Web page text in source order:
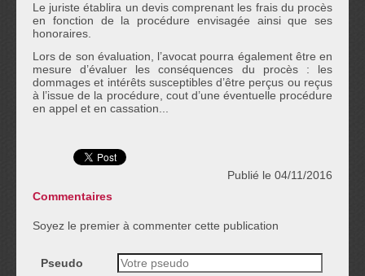
Le juriste établira un devis comprenant les frais du procès
en fonction de la procédure envisagée ainsi que ses
honoraires.
Lors de son évaluation, l’avocat pourra également être en
mesure d’évaluer les conséquences du procès : les
dommages et intérêts susceptibles d’être perçus ou reçus
à l’issue de la procédure, cout d’une éventuelle procédure
en appel et en cassation...
Publié le 04/11/2016
Commentaires
Soyez le premier à commenter cette publication
Pseudo